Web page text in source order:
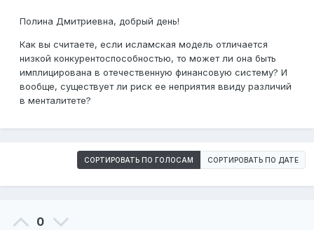
Полина Дмитриевна, добрый день!
Как вы считаете, если исламская модель отличается
низкой конкурентоспособностью, то может ли она быть
имплицирована в отечественную финансовую систему? И
вообще, существует ли риск ее неприятия ввиду различий
в менталитете?
СОРТИРОВАТЬ ПО ГОЛОСАМ СОРТИРОВАТЬ ПО ДАТЕ
0